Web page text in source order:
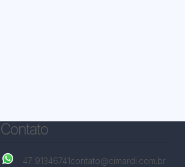
Contato
47 91346741contato@cimardi.com.br